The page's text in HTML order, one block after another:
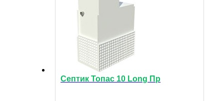
Септик Топас 10 Long Пр